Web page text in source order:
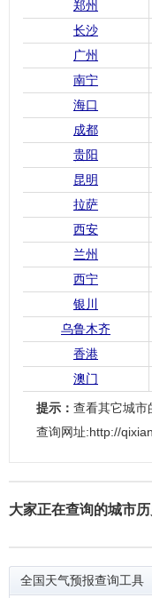
郑州
长沙
广州
南宁
海口
成都
贵阳
昆明
拉萨
西安
兰州
西宁
银川
乌鲁木齐
香港
澳门
提示： 查看其它城市
查询网址:http://
大家正在查询的城市
全国天气预报查询工具